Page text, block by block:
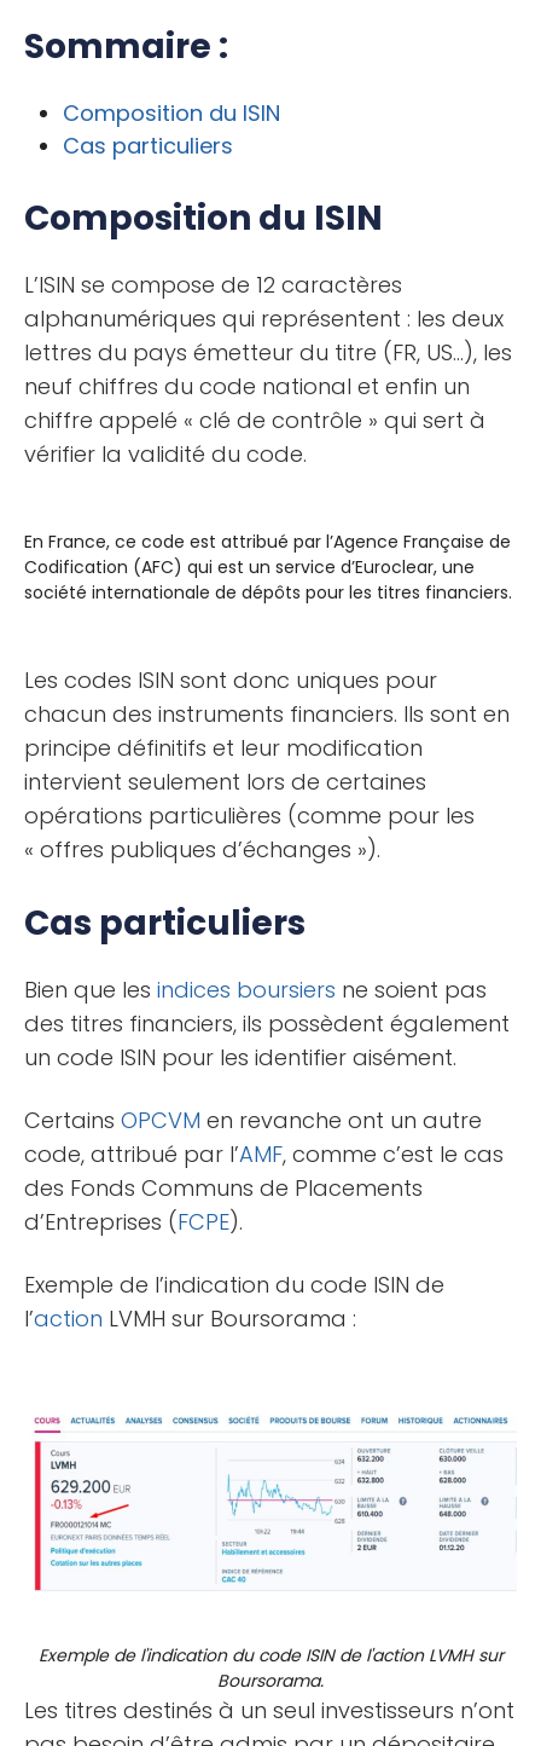
Sommaire :
Composition du ISIN
Cas particuliers
Composition du ISIN
L’ISIN se compose de 12 caractères
alphanumériques qui représentent : les deux
lettres du pays émetteur du titre (FR, US…), les
neuf chiffres du code national et enfin un
chiffre appelé « clé de contrôle » qui sert à
vérifier la validité du code.
En France, ce code est attribué par l’Agence Française de
Codification (AFC) qui est un service d’Euroclear, une
société internationale de dépôts pour les titres financiers.
Les codes ISIN sont donc uniques pour
chacun des instruments financiers. Ils sont en
principe définitifs et leur modification
intervient seulement lors de certaines
opérations particulières (comme pour les
« offres publiques d’échanges »).
Cas particuliers
Bien que les indices boursiers ne soient pas
des titres financiers, ils possèdent également
un code ISIN pour les identifier aisément.
Certains OPCVM en revanche ont un autre
code, attribué par l’AMF, comme c’est le cas
des Fonds Communs de Placements
d’Entreprises (FCPE).
Exemple de l’indication du code ISIN de
l’action LVMH sur Boursorama :
Exemple de l'indication du code ISIN de l'action LVMH sur
Boursorama.
Les titres destinés à un seul investisseurs n’ont